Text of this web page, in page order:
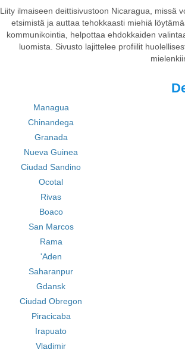
Liity ilmaiseen deittisivustoon Nicaragua, missä
etsimistä ja auttaa tehokkaasti miehiä
kommunikointia, helpottaa ehdokkaiden
luomista. Sivusto lajittelee profiilit
Managua
Chinandega
Granada
Nueva Guinea
Ciudad Sandino
Ocotal
Rivas
Boaco
San Marcos
Rama
'Aden
Saharanpur
Gdansk
Ciudad Obregon
Piracicaba
Irapuato
Vladimir